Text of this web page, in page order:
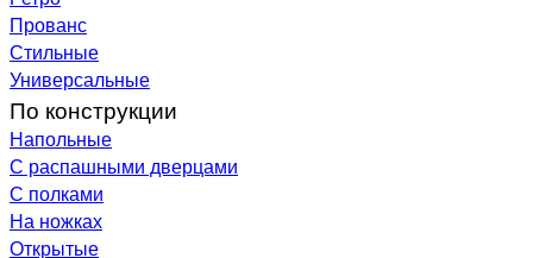
Прованс
Стильные
Универсальные
По конструкции
Напольные
С распашными дверцами
С полками
На ножках
Открытые